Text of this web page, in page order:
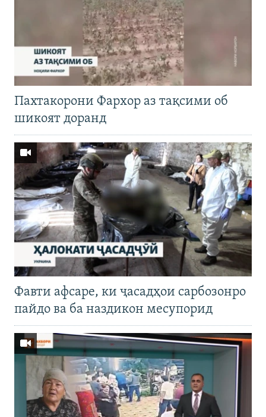
Пахтакорони Фархор аз тақсими об
шикоят доранд
Фавти афсаре, ки ҷасадҳои сарбозонро
пайдо ва ба наздикон месупорид